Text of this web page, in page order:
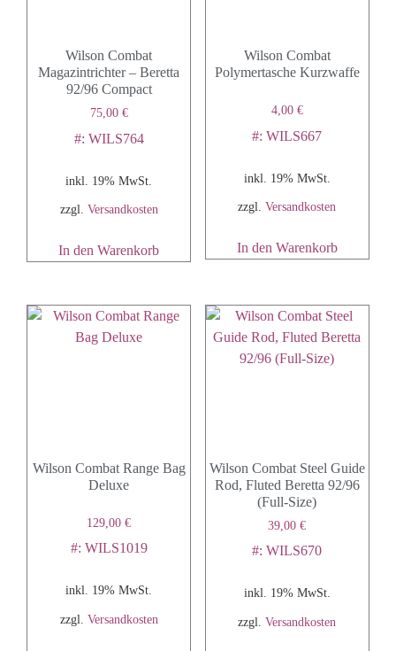
Wilson Combat
Magazintrichter – Beretta
92/96 Compact
75,00 €
#: WILS764
inkl. 19% MwSt.
zzgl. Versandkosten
In den Warenkorb
Wilson Combat
Polymertasche Kurzwaffe
4,00 €
#: WILS667
inkl. 19% MwSt.
zzgl.Versandkosten
In den Warenkorb
Wilson Combat Range Bag
Deluxe
129,00€
#: WILS1019
inkl. 19% MwSt.
zzgl. Versandkosten
Wilson Combat Steel Guide
Rod, Fluted Beretta 92/96
(Full-Size)
39,00€
#: WILS670
inkl. 19% MwSt.
zzgl.Versandkosten